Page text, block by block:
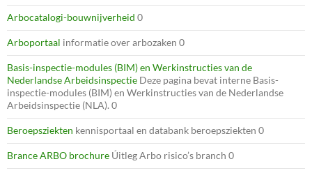
Arbocatalogi-bouwnijverheid 0
Arboportaal informatie over arbozaken 0
Basis-inspectie-modules (BIM) en Werkinstructies van de
Nederlandse Arbeidsinspectie Deze pagina bevat interne Basis-
inspectie-modules (BIM) en Werkinstructies van de Nederlandse
Arbeidsinspectie (NLA). 0
Beroepsziekten kennisportaal en databank beroepsziekten 0
Brance ARBO brochure Úitleg Arbo risico’s branch 0